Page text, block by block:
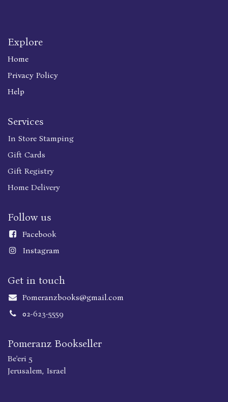
Explore
Home
Privacy Policy
Help
Services
In Store Stamping
Gift Cards
Gift Registry
Home Delivery
Follow us
Facebook
Instagram
Get in touch
Pomeranzbooks@gmail.com
02-623-5559
Pomeranz Bookseller
Be'eri 5
Jerusalem, Israel